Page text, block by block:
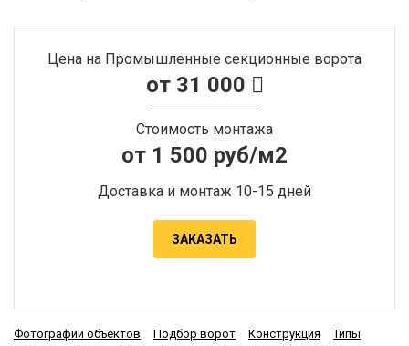
Цена на Промышленные секционные ворота
от 31 000
Стоимость монтажа
от 1 500 руб/м2
Доставка и монтаж 10-15 дней
ЗАКАЗАТЬ
Фотографии объектов Подбор ворот Конструкция
Типы